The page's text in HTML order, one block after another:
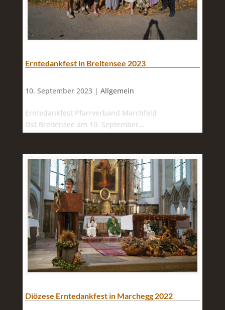
Erntedankfest in Breitensee 2023
10. September 2023 | Allgemein
Erntedankfest Pfarrverband Marchfeld
Ost Breitensee am 10. September...
Diözese Erntedankfest in Marchegg 2022